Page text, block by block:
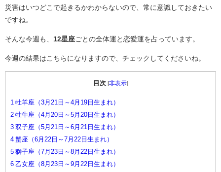
災害はいつどこで起きるかわからないので、常に意識しておきたい
ですね。
そんな今週も、 12星座 ごとの全体運と恋愛運を占っています。
今週の結果はこちらになりますので、チェックしてくださいね。
目次 [非表示]
1 牡羊座（3月21日～4月19日生まれ）
2 牡牛座（4月20日～5月20日生まれ）
3 双子座（5月21日～6月21日生まれ）
4 蟹座（6月22日～7月22日生まれ）
5 獅子座（7月23日～8月22日生まれ）
6 乙女座（8月23日～9月22日生まれ）